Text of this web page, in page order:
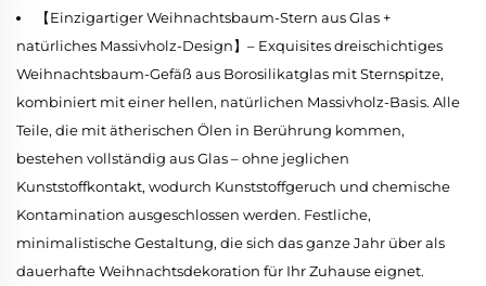
【Einzigartiger Weihnachtsbaum-Stern aus Glas +
natürliches Massivholz-Design】– Exquisites dreischichtiges
Weihnachtsbaum-Gefäß aus Borosilikatglas mit Sternspitze,
kombiniert mit einer hellen, natürlichen Massivholz-Basis. Alle
Teile, die mit ätherischen Ölen in Berührung kommen,
bestehen vollständig aus Glas – ohne jeglichen
Kunststoffkontakt, wodurch Kunststoffgeruch und chemische
Kontamination ausgeschlossen werden. Festliche,
minimalistische Gestaltung, die sich das ganze Jahr über als
dauerhafte Weihnachtsdekoration für Ihr Zuhause eignet.